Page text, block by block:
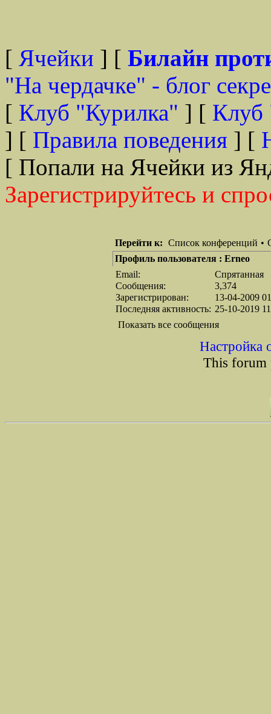
[ Ячейки ] [ Билайн
"На чердачке" - блог
[ Клуб "Курилка" ] [ Клуб
] [ Правила поведения ] [
[ Попали на Ячейки из
Зарегистрируйтесь и
Перейти к: Список конференций •
Профиль пользователя : Erneo
Email:
Спрятанная
Сообщения:
3,374
Зарегистрирован:
13-04-2009
Последняя активность: 25-10-2019
Показать все сообщения
Настройка
This